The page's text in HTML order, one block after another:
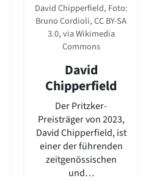
David Chipperfield, Foto:
Bruno Cordioli, CC BY-SA
3.0, via Wikimedia
Commons
David
Chipperfield
Der Pritzker-
Preisträger von 2023,
David Chipperfield, ist
einer der führenden
zeitgenössischen
und…